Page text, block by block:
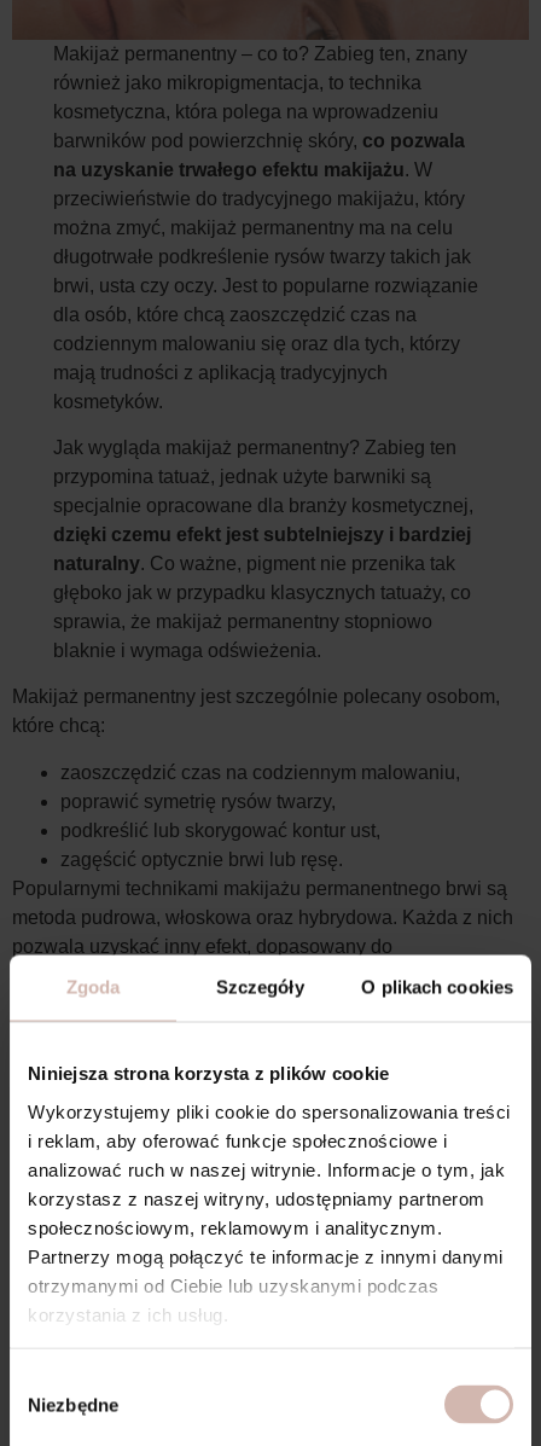
Zgoda Szczegóły O plikach cookies
Niniejsza strona korzysta z plików cookie
Wykorzystujemy pliki cookie do spersonalizowania treści
i reklam, aby oferować funkcje społecznościowe i
analizować ruch w naszej witrynie. Informacje o tym, jak
korzystasz z naszej witryny, udostępniamy partnerom
społecznościowym, reklamowym i analitycznym.
Partnerzy mogą połączyć te informacje z innymi danymi
otrzymanymi od Ciebie lub uzyskanymi podczas
korzystania z ich usług.
zgody
Niezbędne
Makijaż permanentny – co to? Zabieg ten, znany
również jako mikropigmentacja, to technika
kosmetyczna, która polega na wprowadzeniu
barwników pod powierzchnię skóry, co pozwala
na uzyskanie trwałego efektu makijażu. W
przeciwieństwie do tradycyjnego makijażu, który
można zmyć, makijaż permanentny ma na celu
długotrwałe podkreślenie rysów twarzy takich jak
brwi, usta czy oczy. Jest to popularne rozwiązanie
dla osób, które chcą zaoszczędzić czas na
codziennym malowaniu się oraz dla tych, którzy
mają trudności z aplikacją tradycyjnych
kosmetyków.
Jak wygląda makijaż permanentny? Zabieg ten
przypomina tatuaż, jednak użyte barwniki są
specjalnie opracowane dla branży kosmetycznej,
dzięki czemu efekt jest subtelniejszy i bardziej
naturalny. Co ważne, pigment nie przenika tak
głęboko jak w przypadku klasycznych tatuaży, co
sprawia, że makijaż permanentny stopniowo
blaknie i wymaga odświeżenia.
Makijaż permanentny jest szczególnie polecany osobom,
które chcą:
zaoszczędzić czas na codziennym malowaniu,
poprawić symetrię rysów twarzy,
podkreślić lub skorygować kontur ust,
zagęścić optycznie brwi lub ręsę.
Popularnymi technikami makijażu permanentnego brwi są
metoda pudrowa, włoskowa oraz hybrydowa. Każda z nich
pozwala uzyskać inny efekt, dopasowany do
indywidualnych preferencji. Jeśli rozważasz makijaż
permanentny w Chrzanowie
, zapraszamy do odwiedzenia
obsługa.
Na czym polega makijaż
permanentny ust i brwi?
Wiele kobiet zastanawia się,
na czym polega makijaż
permanentny ust
. Procedura ta ma na celu podkreślenie
naturalnego konturu ust, poprawienie ich symetrii oraz
nadanie intensywniejszego koloru. W efekcie usta
oraz odcień pigmentu. Następnie kosmetolog wykonuje
wstępny szkic, a po jego akceptacji przystępuje do aplikacji